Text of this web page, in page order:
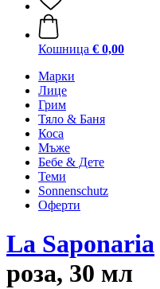
Кошница € 0,00
Марки
Лице
Грим
Тяло & Баня
Коса
Мъже
Бебе & Дете
Теми
Sonnenschutz
Оферти
La Saponaria
роза, 30 мл